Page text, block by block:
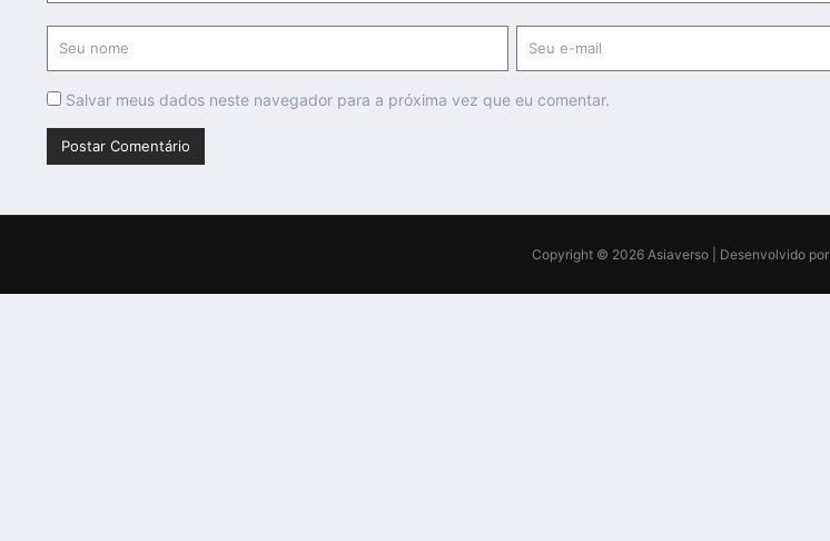
Salvar meus dados neste navegador para a próxima vez que eu comentar.
Copyright © 2026 Asiaverso | Desenvolvido por